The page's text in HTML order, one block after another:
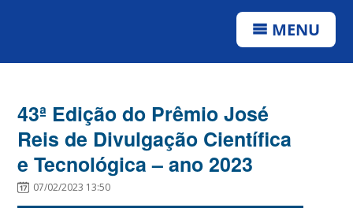
MENU
43ª Edição do Prêmio José
Reis de Divulgação Científica
e Tecnológica – ano 2023
07/02/2023 13:50